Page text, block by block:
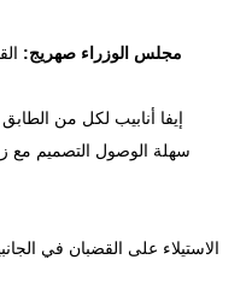
مجلس الوزراء صهريج:
إيفا أنابيب لكل من